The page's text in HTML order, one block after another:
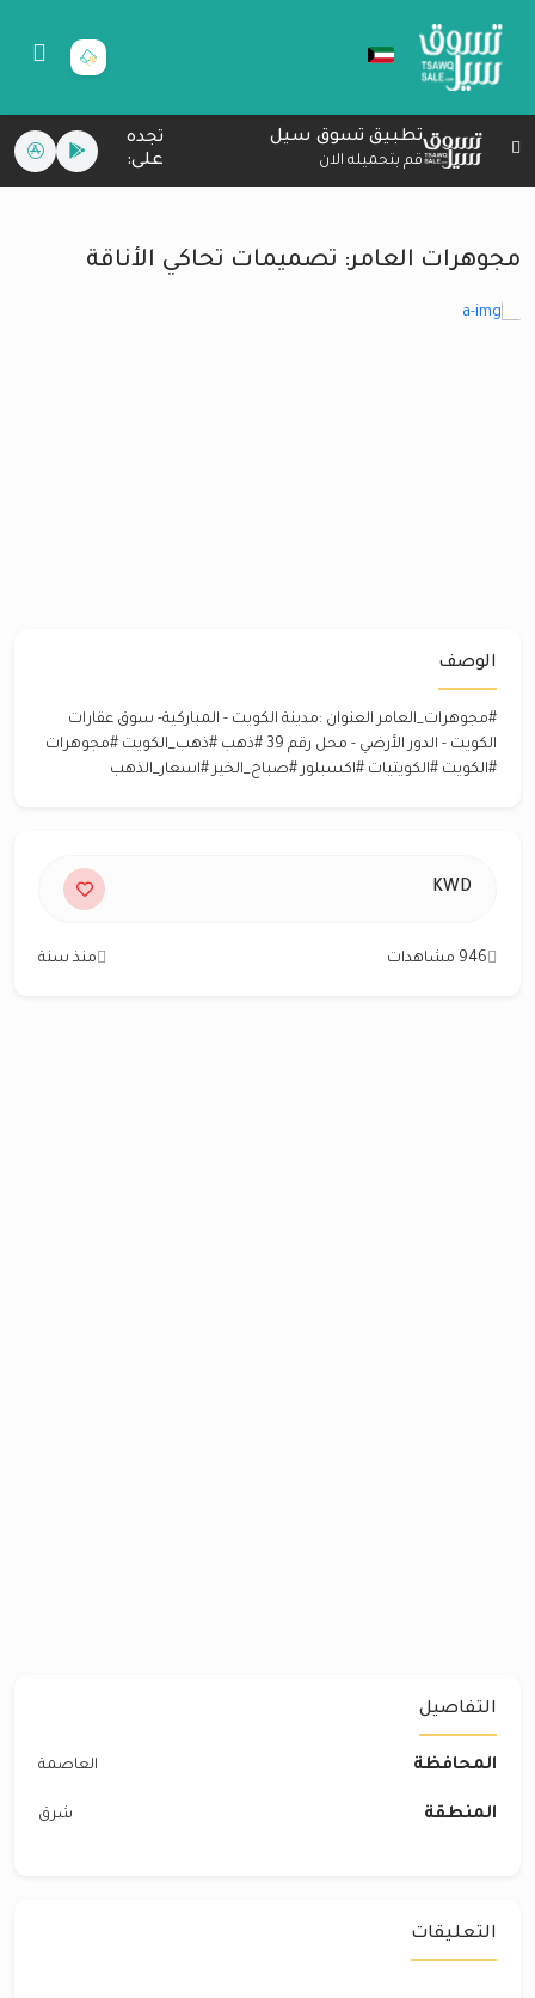
تطبيق تسوق سيل
قم بتحميله الان
تجده
على:
مجوهرات العامر: تصميمات تحاكي الأناقة
الوصف
#مجوهرات_العامر العنوان :مدينة الكويت - المباركية- سوق عقارات
الكويت - الدور الأرضي - محل رقم 39 #ذهب #ذهب_الكويت #مجوهرات
#الكويت #الكويتيات #اكسبلور #صباح_الخير #اسعار_الذهب
KWD
946 مشاهدات منذ سنة
التفاصيل
المحافظة العاصمة
المنطقة شرق‎
التعليقات